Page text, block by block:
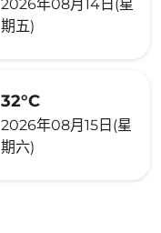
2026年08月14日(星
期五)
32°C
2026年08月15日(星
期六)